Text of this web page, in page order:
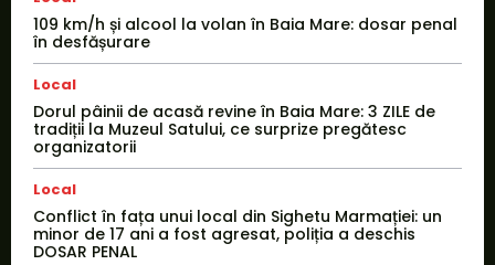
109 km/h și alcool la volan în Baia Mare: dosar penal
în desfășurare
Local
Dorul pâinii de acasă revine în Baia Mare: 3 ZILE de
tradiții la Muzeul Satului, ce surprize pregătesc
organizatorii
Local
Conflict în fața unui local din Sighetu Marmației: un
minor de 17 ani a fost agresat, poliția a deschis
DOSAR PENAL